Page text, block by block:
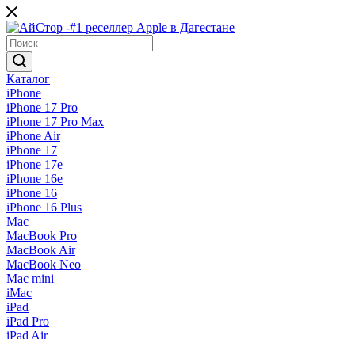
Каталог
iPhone
iPhone 17 Pro
iPhone 17 Pro Max
iPhone Air
iPhone 17
iPhone 17e
iPhone 16e
iPhone 16
iPhone 16 Plus
Mac
MacBook Pro
MacBook Air
MacBook Neo
Mac mini
iMac
iPad
iPad Pro
iPad Air